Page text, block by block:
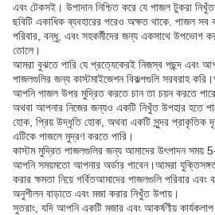
এবং টেকসই। উপাদান নিশ্চিত করে যে পাজল টুকরা
ছবিটি একাধিক ব্যবহারের পরেও অক্ষত থাকে. পাজল
পরিবার, বন্ধু, এবং সহকর্মীদের জন্য একসাথে উপভোগ
তোলে।
আমরা বুঝতে পারি যে প্রত্যেকেরই নিজস্ব পছন্দ এবং
পাজলগুলির জন্য কাস্টমাইজেশন বিকল্পগুলি সরবরাহ
আপনি পাজল উপর মুদ্রিত করতে চান তা চয়ন করতে
অথবা আপনার নিজের জন্যও একটি নিখুঁত উপহার হতে
হোক, প্রিয় উদ্ধৃতি হোক, অথবা একটি সুন্দর
এটিকে পাজলে মুদ্রণ করতে পারি।
কাস্টম মুদ্রিত পাজলগুলির জন্য আমাদের উৎপাদন সময় 5-
আপনি সময়মতো আপনার অর্ডার পাবেন।আমরা
করার ক্ষমতা নিয়ে গর্বিতআমাদের পাজলগুলি পরিবার এবং
অনুশীলন বাড়াতে এবং মজা করার নিখুঁত উপায়।
সুতরাং, যদি আপনি একটি মজার এবং আকর্ষণীয়